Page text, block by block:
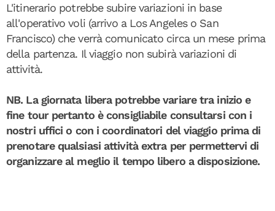
L'itinerario potrebbe subire variazioni in base
all'operativo voli (arrivo a Los Angeles o San
Francisco) che verrà comunicato circa un mese prima
della partenza. Il viaggio non subirà variazioni di
attività.
NB. La giornata libera potrebbe variare tra inizio e
fine tour pertanto è consigliabile consultarsi con i
nostri uffici o con i coordinatori del viaggio prima di
prenotare qualsiasi attività extra per permettervi di
organizzare al meglio il tempo libero a disposizione.